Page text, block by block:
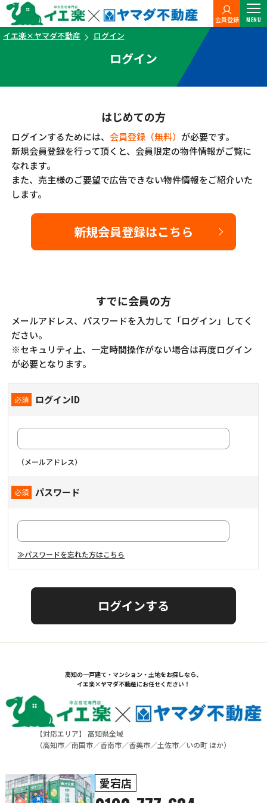
会員登録 MENU
イエ楽×ヤマダ不動産 ログイン
ログイン
はじめての方
ログインするためには、 会員登録（無料） が必要です。
新規会員登録を行って頂くと、会員限定の物件情報がご覧に
なれます。
また、売主様のご要望で広告できない物件情報をご紹介いた
します。
新規会員登録はこちら
すでに会員の方
メールアドレス、パスワードを入力して「ログイン」してく
ださい。
※セキュリティ上、一定時間操作がない場合は再度ログイン
が必要となります。
ログインID
（メールアドレス）
パスワード
≫パスワードを忘れた方はこちら
高知の一戸建て・マンション・土地をお探しなら、
イエ楽×ヤマダ不動産にお任せください！
【対応エリア】 高知県全域
（高知市／南国市／香南市／香美市／土佐市／いの町 ほか）
愛宕店